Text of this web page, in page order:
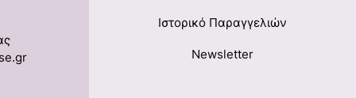
Ιστορικό Παραγγελιών
Newsletter